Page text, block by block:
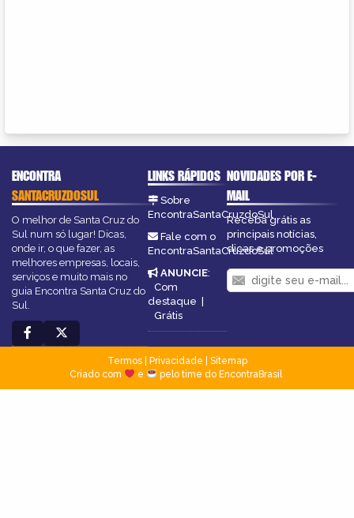
ENCONTRA
SANTACRUZDOSUL
O melhor de Santa Cruz do
Sul num só lugar! Dicas,
onde ir, o que fazer, as
melhores empresas, locais,
serviços e muito mais no
guia Encontra Santa Cruz do
Sul.
LINKS RÁPIDOS
Sobre
EncontraSantaCruzdoSul
Fale com o
EncontraSantaCruzdoSul
ANUNCIE:
Com
destaque |
Grátis
NOVIDADES POR E-
MAIL
Receba grátis as
principais notícias,
dicas e promoções
Termos| Privacidade
Sitemap
Criado com
e pelo time do EncontraBrasil